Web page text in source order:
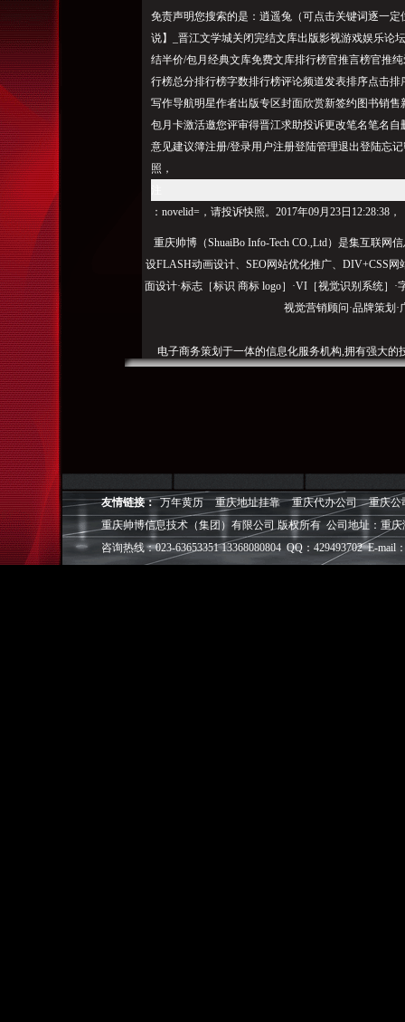
免责声明您搜索的是：逍遥兔（可点击关键词逐一
说】_晋江文学城关闭完结文库出版影视游戏娱乐论
结半价/包月经典文库免费文库排行榜官推言榜官推
行榜总分排行榜字数排行榜评论频道发表排序点击
写作导航明星作者出版专区封面欣赏新签约图书销
包月卡激活邀您评审得晋江求助投诉更改笔名笔名
意见建议簿注册/登录用户注册登陆管理退出登陆忘
照，
：novelid=，请投诉快照。2017年09月23日12:28:38，
重庆帅博（ShuaiBo Info-Tech CO.,Ltd）是集互联网
设FLASH动画设计、SEO网站优化推广、DIV+CSS
面设计·标志［标识 商标 logo］·VI［视觉识别系统］·
视觉营销顾问·品牌策划
电子商务策划于一体的信息化服务机构,拥有强大的
◎ 帅博——用灵魂来设计，我
◎帅博——网络营销
◎帅博——专业的团队
友情链接： 万年黄历 重庆地址挂靠 重庆代办公司
重庆公
重庆帅博信息技术（集团）有限公司 版权所有 公司地址：重
咨询热线：023-63653351 13368080804 QQ：429493702 E-mail